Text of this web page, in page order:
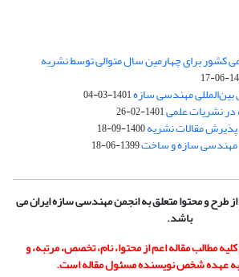
کشور برای چهارمین سال متوالی توسط نشریه
مهندسی سازه1401-03-04
در نشریات علمی1401-02-26
مقالات نشریه1400-09-18
1399-06-18
طرح و محتوا متعلق به انجمن مهندسی سازه ایران می
باشد.
مطالب مقاله اعم از محتوا، نام، تخصص، مرتبه، و
به عهده شخص نویسنده مسئول مقاله است.